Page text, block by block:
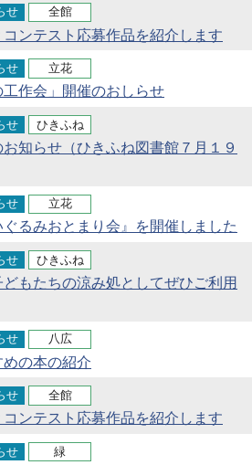
せ 全館
コンテスト応募作品を紹介します
せ 立花
工作会」開催のおしらせ
せ ひきふね
お知らせ（ひきふね図書館７月１９
せ 立花
ぐるみおとまり会』を開催しました
せ ひきふね
どもたちの涼み処としてぜひご利用
せ 八広
めの本の紹介
せ 全館
コンテスト応募作品を紹介します
せ 緑